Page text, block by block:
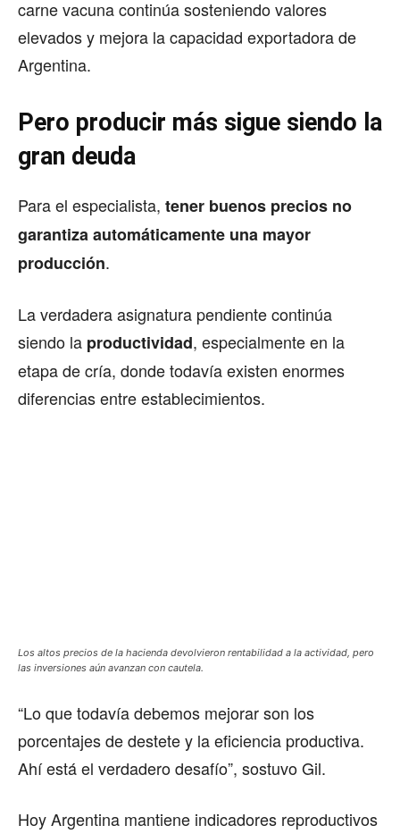
carne vacuna continúa sosteniendo valores
elevados y mejora la capacidad exportadora de
Argentina.
Pero producir más sigue siendo la
gran deuda
Para el especialista, tener buenos precios no
garantiza automáticamente una mayor
producción.
La verdadera asignatura pendiente continúa
siendo la productividad, especialmente en la
etapa de cría, donde todavía existen enormes
diferencias entre establecimientos.
Los altos precios de la hacienda devolvieron rentabilidad a la actividad, pero
las inversiones aún avanzan con cautela.
“Lo que todavía debemos mejorar son los
porcentajes de destete y la eficiencia productiva.
Ahí está el verdadero desafío”, sostuvo Gil.
Hoy Argentina mantiene indicadores reproductivos